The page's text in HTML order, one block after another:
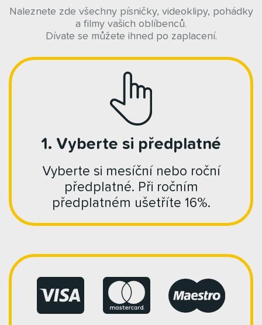
Naleznete zde všechny písničky, videoklipy, pohádky
a filmy vašich oblíbenců.
Dívate se můžete ihned po zaplacení.
1. Vyberte si předplatné
Vyberte si mesíční nebo roční
předplatné. Při ročním
předplatném ušetříte 16%.